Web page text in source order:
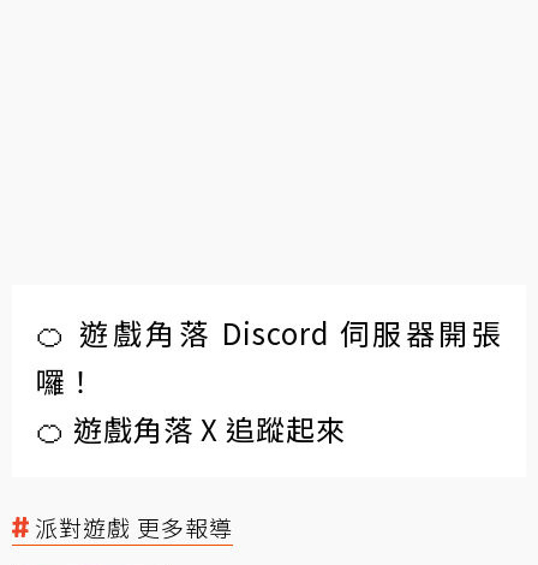
🍊 遊戲角落 Discord 伺服器開張
囉！
🍊 遊戲角落 X 追蹤起來
派對遊戲 更多報導